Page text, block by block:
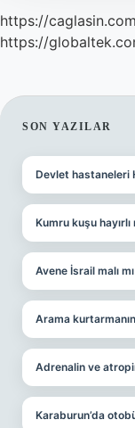
https://
https://
SON YAZILAR
Devlet hastaneleri
Kumru kuşu hayırlı
Avene İsrail malı
Arama
Adrenalin ve
Karaburun’da